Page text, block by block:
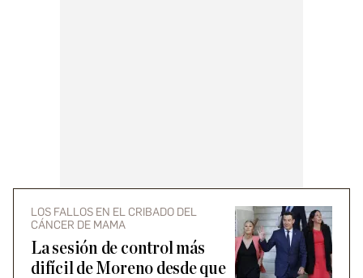
LOS FALLOS EN EL CRIBADO DEL
CÁNCER DE MAMA
La sesión de control más
difícil de Moreno desde que